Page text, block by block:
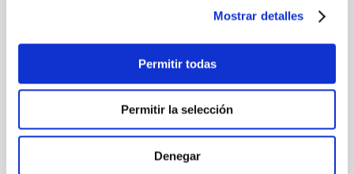
Mostrar detalles
Permitir todas
Permitir la selección
Denegar